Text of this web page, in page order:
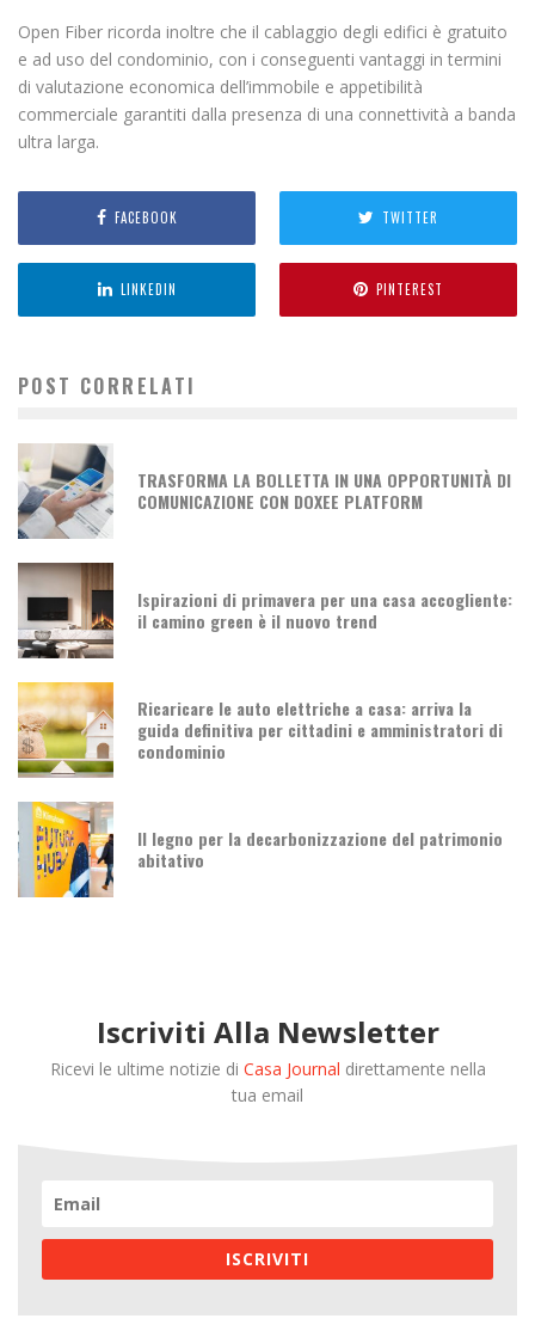
Open Fiber ricorda inoltre che il cablaggio degli edifici è gratuito
e ad uso del condominio, con i conseguenti vantaggi in termini
di valutazione economica dell’immobile e appetibilità
commerciale garantiti dalla presenza di una connettività a banda
ultra larga.
FACEBOOK TWITTER
LINKEDIN PINTEREST
POST CORRELATI
TRASFORMA LA BOLLETTA IN UNA OPPORTUNITÀ DI
COMUNICAZIONE CON DOXEE PLATFORM
Ispirazioni di primavera per una casa accogliente:
il camino green è il nuovo trend
Ricaricare le auto elettriche a casa: arriva la
guida definitiva per cittadini e amministratori di
condominio
Il legno per la decarbonizzazione del patrimonio
abitativo
Iscriviti Alla Newsletter
Ricevi le ultime notizie di Casa Journal direttamente nella
tua email
ISCRIVITI